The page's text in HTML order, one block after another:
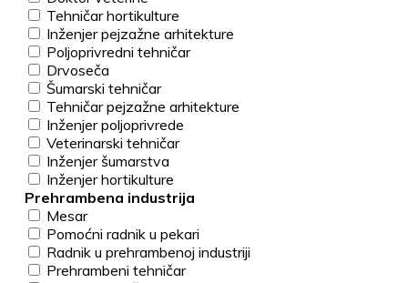
Tehničar hortikulture
Inženjer pejzažne arhitekture
Poljoprivredni tehničar
Drvoseča
Šumarski tehničar
Tehničar pejzažne arhitekture
Inženjer poljoprivrede
Veterinarski tehničar
Inženjer šumarstva
Inženjer hortikulture
Prehrambena industrija
Mesar
Pomoćni radnik u pekari
Radnik u prehrambenoj industriji
Prehrambeni tehničar